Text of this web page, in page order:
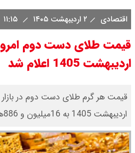
اقتصادی ۲ اردیبهشت ۱۴۰۵
اردیبهشت 1405 اعلام شد
اردیبهشت 1405 به 16میلیون و 886هزار و 303تومان رسید.